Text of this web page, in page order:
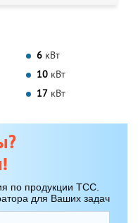
6 кВт
10 кВт
17 кВт
по продукции ТСС.
для Ваших задач